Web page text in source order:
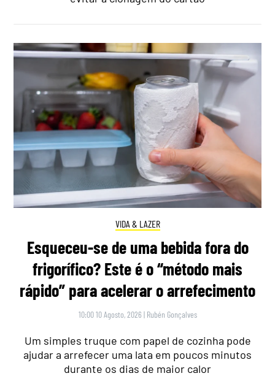
VIDA & LAZER
Esqueceu-se de uma bebida fora do
frigorífico? Este é o “método mais
rápido” para acelerar o arrefecimento
10:00 10 Agosto, 2026 | Rubén Gonçalves
Um simples truque com papel de cozinha pode
ajudar a arrefecer uma lata em poucos minutos
durante os dias de maior calor